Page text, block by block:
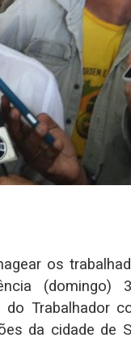
os
(domingo)
Trabalhador
da cidade de